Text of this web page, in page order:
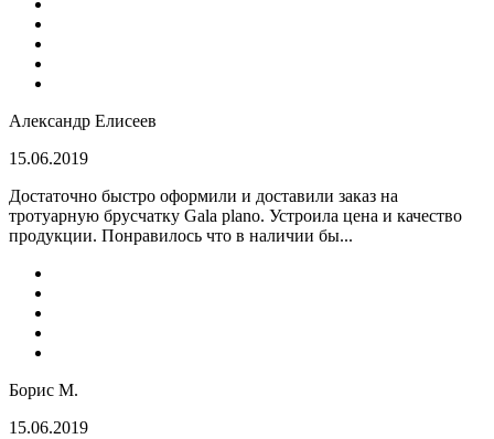
Александр Елисеев
15.06.2019
Достаточно быстро оформили и доставили заказ на
тротуарную брусчатку Gala plano. Устроила цена и качество
продукции. Понравилось что в наличии бы...
Борис М.
15.06.2019